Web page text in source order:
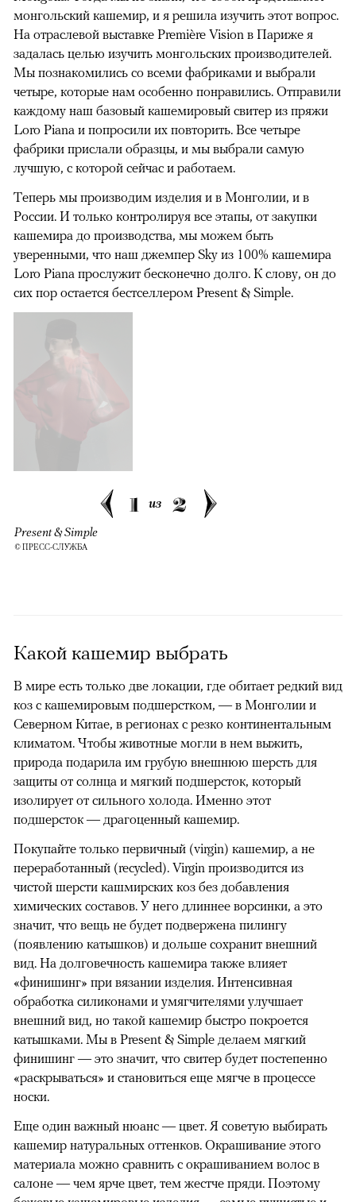
монгольский кашемир, и я решила изучить этот вопрос.
На отраслевой выставке Première Vision в Париже я
задалась целью изучить монгольских производителей.
Мы познакомились со всеми фабриками и выбрали
четыре, которые нам особенно понравились. Отправили
каждому наш базовый кашемировый свитер из пряжи
Loro Piana и попросили их повторить. Все четыре
фабрики прислали образцы, и мы выбрали самую
лучшую, с которой сейчас и работаем.
Теперь мы производим изделия и в Монголии, и в
России. И только контролируя все этапы, от закупки
кашемира до производства, мы можем быть
уверенными, что наш джемпер Sky из 100% кашемира
Loro Piana прослужит бесконечно долго. К слову, он до
сих пор остается бестселлером Present & Simple.
1 из 2
Present & Simple
© ПРЕСС-СЛУЖБА
Какой кашемир выбрать
В мире есть только две локации, где обитает редкий вид
коз с кашемировым подшерстком, — в Монголии и
Северном Китае, в регионах с резко континентальным
климатом. Чтобы животные могли в нем выжить,
природа подарила им грубую внешнюю шерсть для
защиты от солнца и мягкий подшерсток, который
изолирует от сильного холода. Именно этот
подшерсток — драгоценный кашемир.
Покупайте только первичный (virgin) кашемир, а не
переработанный (recycled). Virgin производится из
чистой шерсти кашмирских коз без добавления
химических составов. У него длиннее ворсинки, а это
значит, что вещь не будет подвержена пилингу
(появлению катышков) и дольше сохранит внешний
вид. На долговечность кашемира также влияет
«финишинг» при вязании изделия. Интенсивная
обработка силиконами и умягчителями улучшает
внешний вид, но такой кашемир быстро покроется
катышками. Мы в Present & Simple делаем мягкий
финишинг — это значит, что свитер будет постепенно
«раскрываться» и становиться еще мягче в процессе
носки.
Еще один важный нюанс — цвет. Я советую выбирать
кашемир натуральных оттенков. Окрашивание этого
материала можно сравнить с окрашиванием волос в
салоне — чем ярче цвет, тем жестче пряди. Поэтому